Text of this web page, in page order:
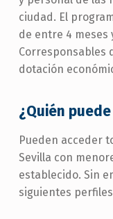
ciudad. El
de entre 4 meses
Corresponsables
dotación
¿Quién
Pueden acceder
Sevilla con
establecido. Sin
siguientes